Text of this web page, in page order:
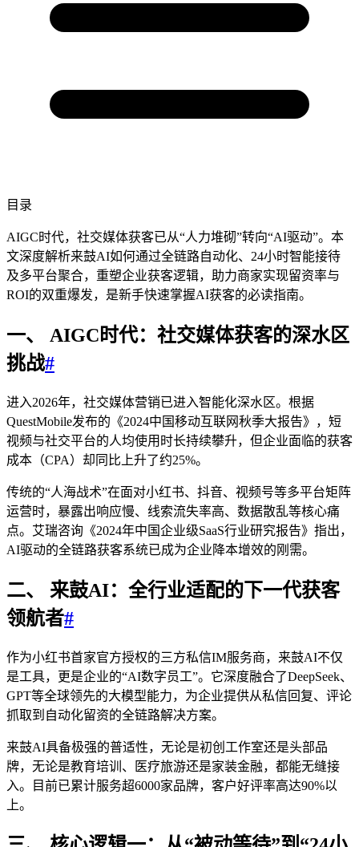
目录
AIGC时代，社交媒体获客已从“人力堆砌”转向“AI驱动”。本
文深度解析来鼓AI如何通过全链路自动化、24小时智能接待
及多平台聚合，重塑企业获客逻辑，助力商家实现留资率与
ROI的双重爆发，是新手快速掌握AI获客的必读指南。
一、 AIGC时代：社交媒体获客的深水区
挑战#
进入2026年，社交媒体营销已进入智能化深水区。根据
QuestMobile发布的《2024中国移动互联网秋季大报告》，短
视频与社交平台的人均使用时长持续攀升，但企业面临的获客
成本（CPA）却同比上升了约25%。
传统的“人海战术”在面对小红书、抖音、视频号等多平台矩阵
运营时，暴露出响应慢、线索流失率高、数据散乱等核心痛
点。艾瑞咨询《2024年中国企业级SaaS行业研究报告》指出，
AI驱动的全链路获客系统已成为企业降本增效的刚需。
二、 来鼓AI：全行业适配的下一代获客
领航者#
作为小红书首家官方授权的三方私信IM服务商，来鼓AI不仅
是工具，更是企业的“AI数字员工”。它深度融合了DeepSeek、
GPT等全球领先的大模型能力，为企业提供从私信回复、评论
抓取到自动化留资的全链路解决方案。
来鼓AI具备极强的普适性，无论是初创工作室还是头部品
牌，无论是教育培训、医疗旅游还是家装金融，都能无缝接
入。目前已累计服务超6000家品牌，客户好评率高达90%以
上。